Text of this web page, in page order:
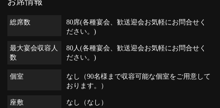
総席数
80席(各種宴会、歓送迎会お気軽にお問合せく
ださい。)
最大宴会収容人
数
80人(各種宴会、歓送迎会お気軽にお問合せく
ださい。)
個室
なし（90名様まで収容可能な個室をご用意して
おります。）
座敷 なし（なし）